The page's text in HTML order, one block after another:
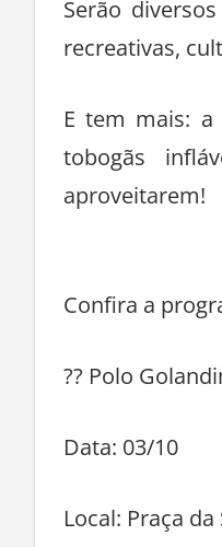
Serão
recreativas,
E tem mais:
tobogãs
aproveitarem!
Confira a
?? Polo
Data: 03/10
Local: Praça